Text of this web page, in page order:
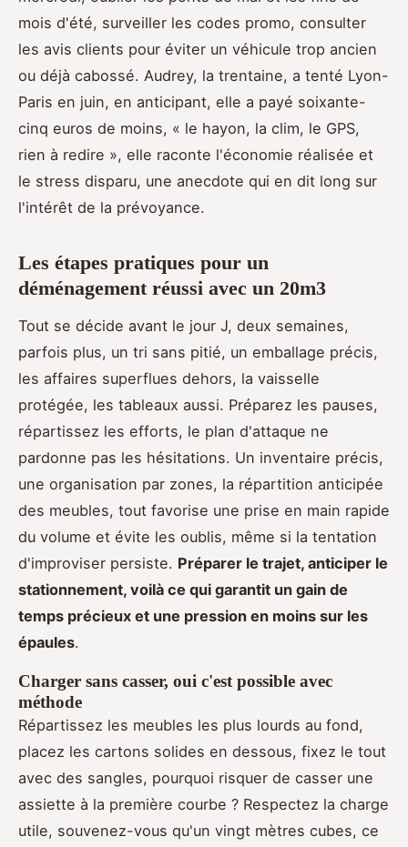
mois d'été, surveiller les codes promo, consulter
les avis clients pour éviter un véhicule trop ancien
ou déjà cabossé. Audrey, la trentaine, a tenté Lyon-
Paris en juin, en anticipant, elle a payé soixante-
cinq euros de moins, « le hayon, la clim, le GPS,
rien à redire », elle raconte l'économie réalisée et
le stress disparu, une anecdote qui en dit long sur
l'intérêt de la prévoyance.
Les étapes pratiques pour un
déménagement réussi avec un 20m3
Tout se décide avant le jour J, deux semaines,
parfois plus, un tri sans pitié, un emballage précis,
les affaires superflues dehors, la vaisselle
protégée, les tableaux aussi. Préparez les pauses,
répartissez les efforts, le plan d'attaque ne
pardonne pas les hésitations. Un inventaire précis,
une organisation par zones, la répartition anticipée
des meubles, tout favorise une prise en main rapide
du volume et évite les oublis, même si la tentation
d'improviser persiste. Préparer le trajet, anticiper le
stationnement, voilà ce qui garantit un gain de
temps précieux et une pression en moins sur les
épaules.
Charger sans casser, oui c'est possible avec
méthode
Répartissez les meubles les plus lourds au fond,
placez les cartons solides en dessous, fixez le tout
avec des sangles, pourquoi risquer de casser une
assiette à la première courbe ? Respectez la charge
utile, souvenez-vous qu'un vingt mètres cubes, ce